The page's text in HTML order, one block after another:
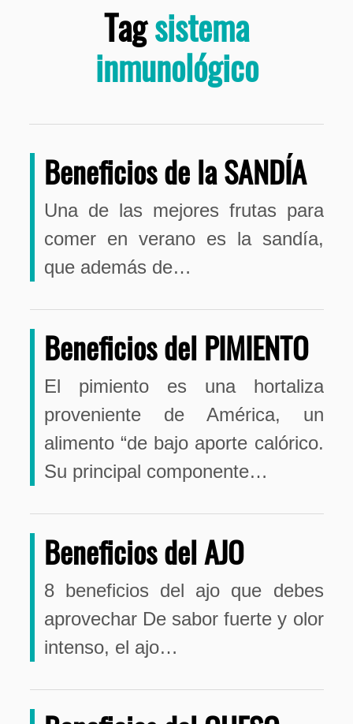
Tagsistema
inmunológico
Beneficios de la SANDÍA
Una de las mejores frutas para
comer en verano es la sandía,
que además de…
Beneficios del PIMIENTO
El pimiento es una hortaliza
proveniente de América, un
alimento “de bajo aporte calórico.
Su principal componente…
Beneficios del AJO
8 beneficios del ajo que debes
aprovechar De sabor fuerte y olor
intenso, el ajo…